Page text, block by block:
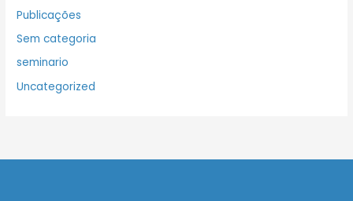
Publicações
Sem categoria
seminario
Uncategorized